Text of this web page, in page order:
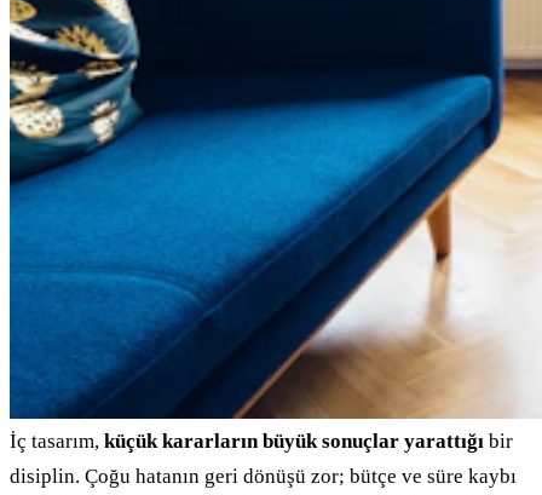
İç tasarım, küçük kararların büyük sonuçlar yarattığı bir
disiplin. Çoğu hatanın geri dönüşü zor; bütçe ve süre kaybı